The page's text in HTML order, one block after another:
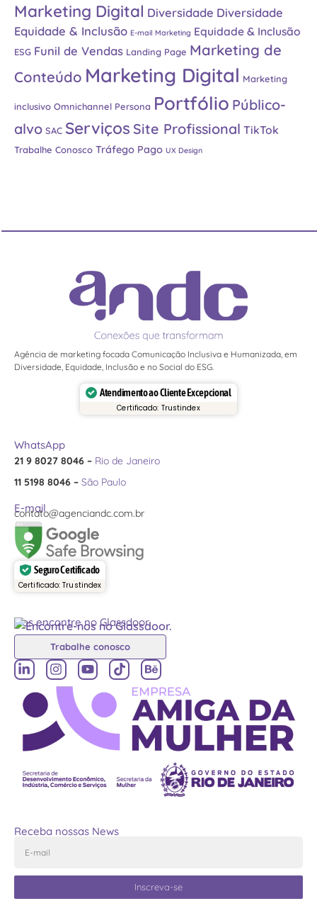
Marketing Digital Diversidade Diversidade
Equidade & Inclusão E-mail Marketing Equidade & Inclusão
ESG Funil de Vendas Landing Page Marketing de
Conteúdo Marketing Digital Marketing
inclusivo Omnichannel Persona Portfólio Público-
alvo SAC Serviços Site Profissional TikTok
Trabalhe Conosco Tráfego Pago UX Design
Agência de marketing focada Comunicação Inclusiva e Humanizada, em
Diversidade, Equidade, Inclusão e no Social do ESG.
Atendimento ao Cliente Excepcional
Certificado: Trustindex
WhatsApp
21 9 8027 8046 – Rio de Janeiro
11 5198 8046 – São Paulo
E-mail
contato@agenciandc.com.br
Seguro Certificado
Certificado: Trustindex
Nos encontre no Glassdoor
Trabalhe conosco
Receba nossas News
Inscreva-se